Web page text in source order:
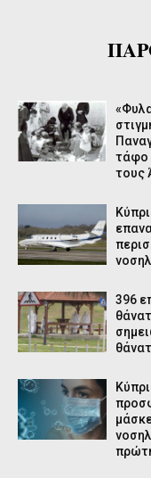
τάφο
τους
396